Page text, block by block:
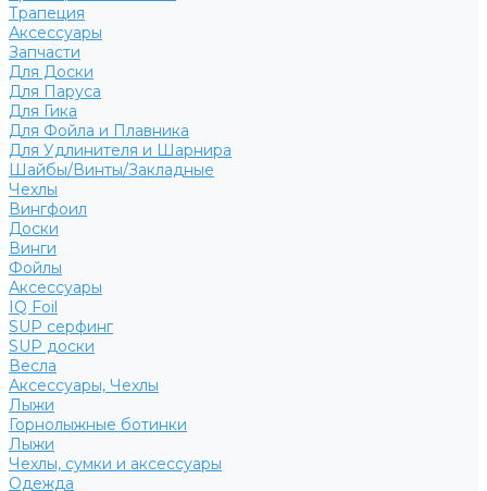
Трапеция
Аксессуары
Запчасти
Для Доски
Для Паруса
Для Гика
Для Фойла и Плавника
Для Удлинителя и Шарнира
Шайбы/Винты/Закладные
Чехлы
Вингфоил
Доски
Винги
Фойлы
Аксессуары
IQ Foil
SUP серфинг
SUP доски
Весла
Аксессуары, Чехлы
Лыжи
Горнолыжные ботинки
Лыжи
Чехлы, сумки и аксессуары
Одежда